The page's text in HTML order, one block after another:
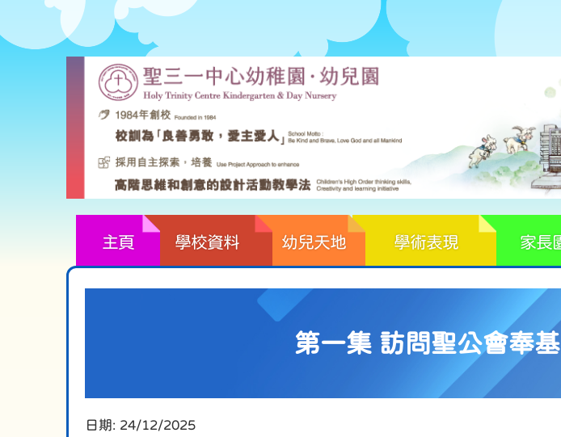
主頁 學校資料 幼兒天地 學術表現 家長
第一集 訪問聖公會奉
日期: 24/12/2025